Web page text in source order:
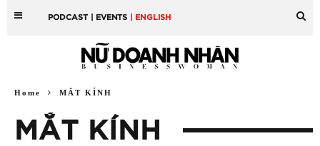
PODCAST | EVENTS | ENGLISH
Home MẮT KÍNH
MẮT KÍNH